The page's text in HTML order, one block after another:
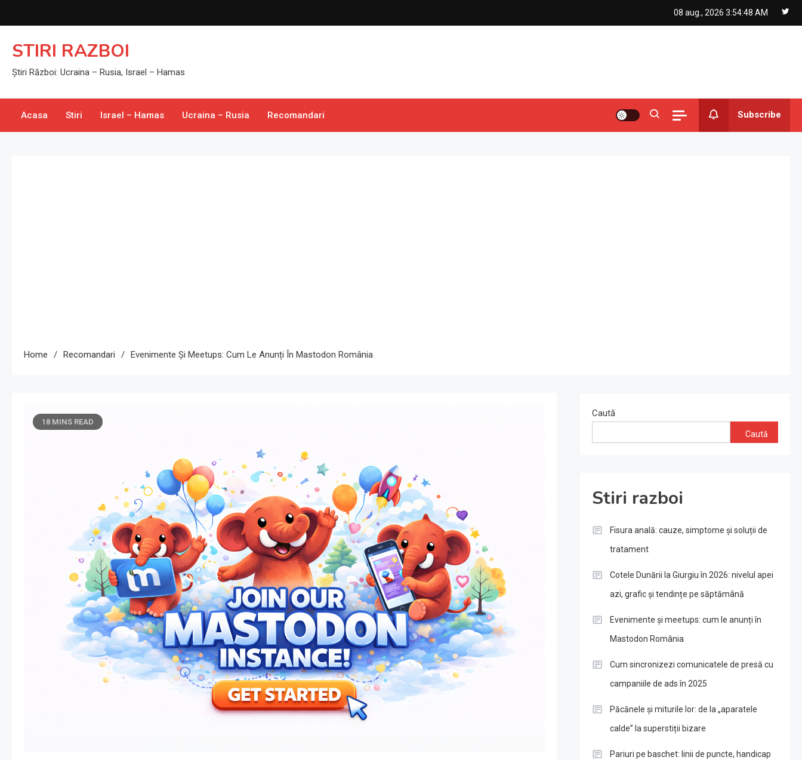
to
08 aug., 2026 3:54:49 AM
STIRI RAZBOI
Știri Război: Ucraina – Rusia, Israel – Hamas
Acasa Stiri Israel – Hamas Ucraina – Rusia Recomandari Subscribe
Home Recomandari Evenimente Și Meetups: Cum Le Anunți În Mastodon România
18 MINS READ
Caută
Caută
Stiri razboi
Fisura anală: cauze, simptome și soluții de
tratament
Cotele Dunării la Giurgiu în 2026: nivelul apei
azi, grafic și tendințe pe săptămână
Evenimente și meetups: cum le anunți în
Mastodon România
Cum sincronizezi comunicatele de presă cu
campaniile de ads în 2025
Păcănele și miturile lor: de la „aparatele
calde” la superstiții bizare
Pariuri pe baschet: linii de puncte, handicap